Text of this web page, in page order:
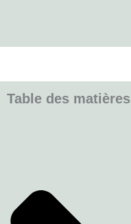
Table des matières